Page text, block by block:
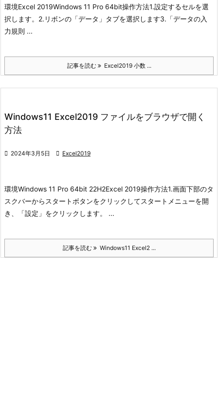
環境Excel 2019Windows 11 Pro 64bit操作方法1.設定するセルを選
択します。 2.リボンの「データ」タブを選択します3.「データの入
力規則 ...
記事を読む Excel2019 小数 ...
Windows11 Excel2019 ファイルをブラウザで開く
方法
 2024年3月5日  Excel2019
環境Windows 11 Pro 64bit 22H2Excel 2019操作方法1.画面下部のタ
スクバーからスタートボタンをクリックしてスタートメニューを開
き、「設定」をクリックします。 ...
記事を読む Windows11 Excel2 ...